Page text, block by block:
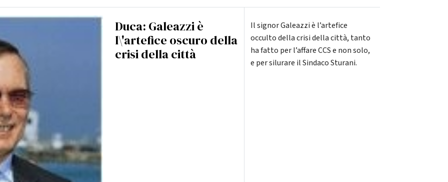
Duca: Galeazzi è
l\'artefice oscuro della
crisi della città
Il signor Galeazzi è l’artefice
occulto della crisi della città, tanto
ha fatto per l’affare CCS e non solo,
e per silurare il Sindaco Sturani.